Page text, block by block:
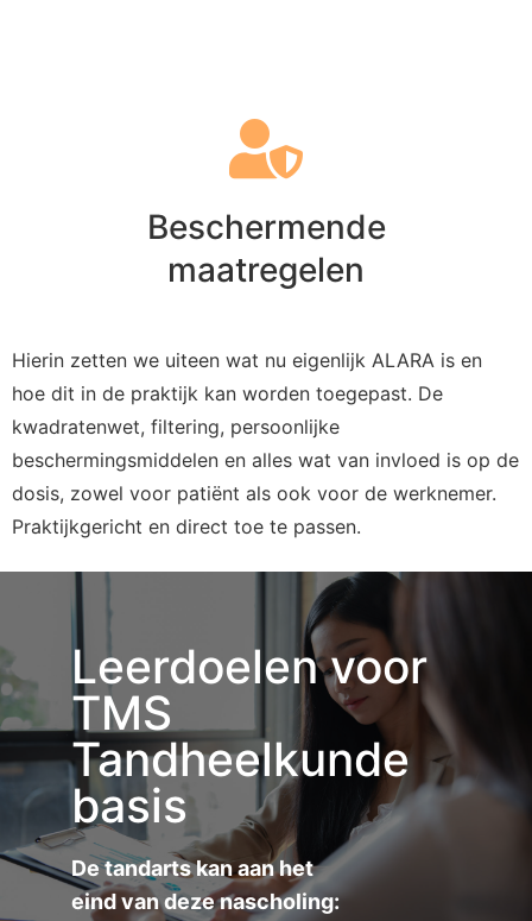
Beschermende
maatregelen
Hierin zetten we uiteen wat nu eigenlijk ALARA is en
hoe dit in de praktijk kan worden toegepast. De
kwadratenwet, filtering, persoonlijke
beschermingsmiddelen en alles wat van invloed is op de
dosis, zowel voor patiënt als ook voor de werknemer.
Praktijkgericht en direct toe te passen.
Leerdoelen voor
TMS
Tandheelkunde
basis
De tandarts kan aan het
eind van deze nascholing: